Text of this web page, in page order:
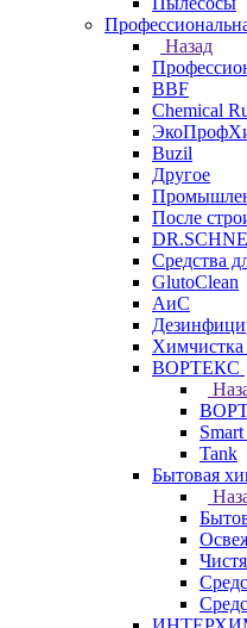
Назад
BBF
Chemical
Buzil
Другое
После
Средства
GlutoClean
АиС
Химчистка
ВОРТЕКС
Tank
Бытовая